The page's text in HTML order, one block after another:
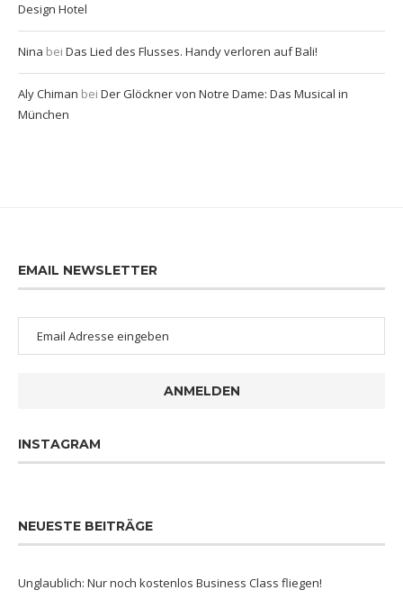
Design Hotel
Nina bei Das Lied des Flusses. Handy verloren auf Bali!
Aly Chiman bei Der Glöckner von Notre Dame: Das Musical in
München
EMAIL NEWSLETTER
ANMELDEN
INSTAGRAM
NEUESTE BEITRÄGE
Unglaublich: Nur noch kostenlos Business Class fliegen!